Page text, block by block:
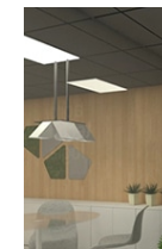
Grupo
amplía,
reforma
moderniza
sus
instalaciones